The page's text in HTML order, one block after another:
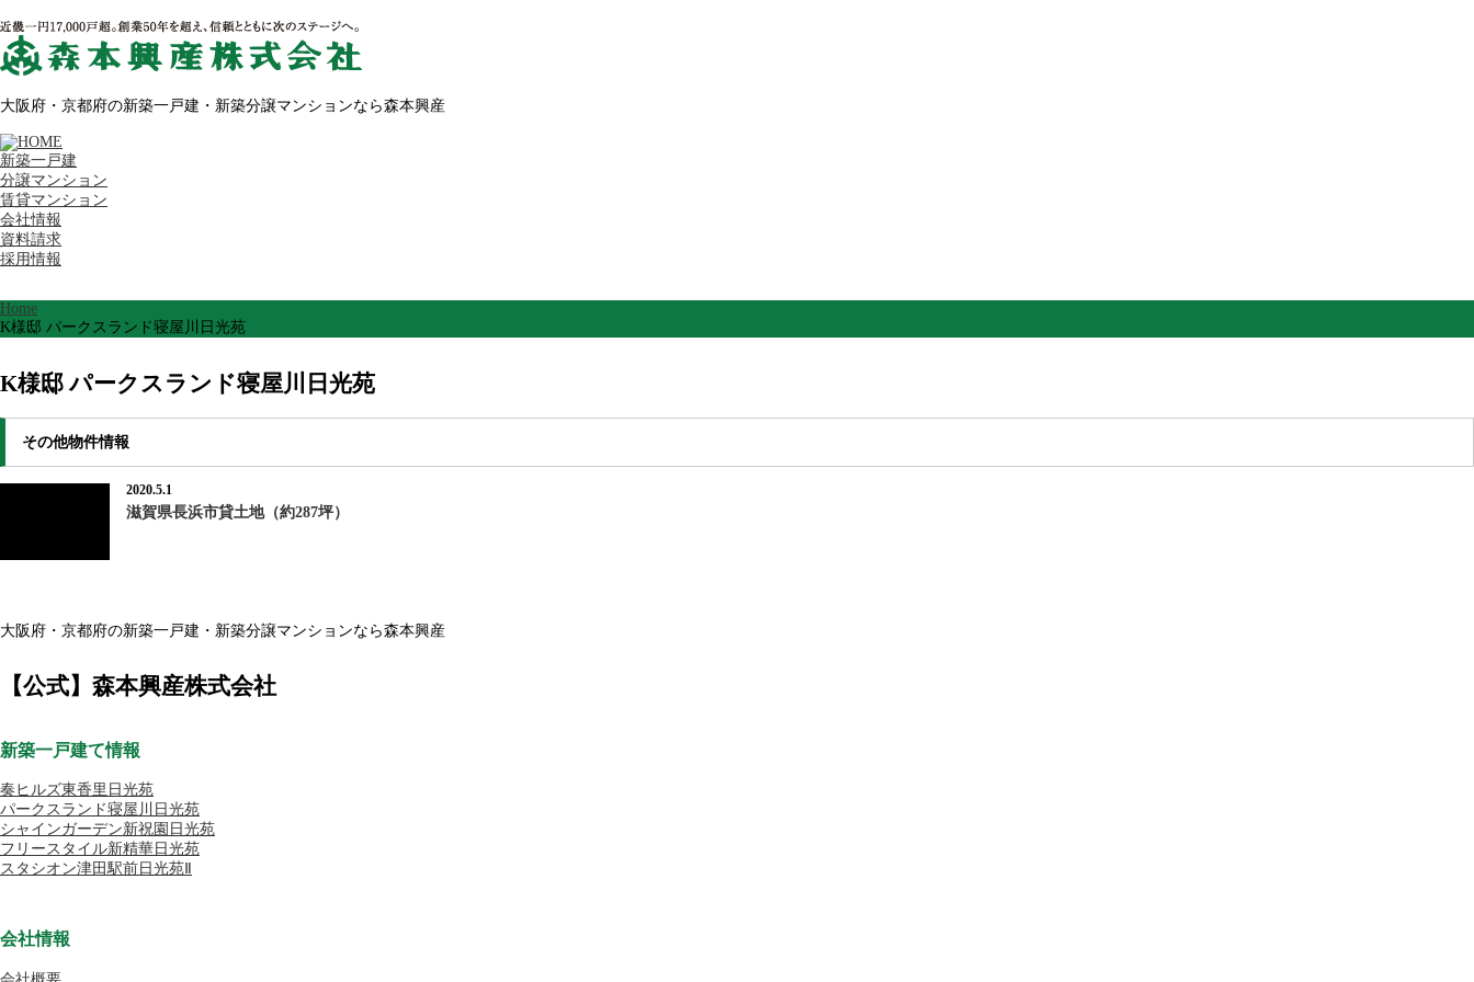
大阪府・京都府の新築一戸建・新築分譲マンションなら森本興産
新築一戸建
分譲マンション
賃貸マンション
会社情報
資料請求
採用情報
Home
K様邸 パークスランド寝屋川日光苑
K様邸 パークスランド寝屋川日光苑
その他物件情報
2020.5.1
滋賀県長浜市貸土地（約287坪）
大阪府・京都府の新築一戸建・新築分譲マンションなら森本興産
【公式】森本興産株式会社
新築一戸建て情報
奏ヒルズ東香里日光苑
パークスランド寝屋川日光苑
シャインガーデン新祝園日光苑
フリースタイル新精華日光苑
スタシオン津田駅前日光苑Ⅱ
会社情報